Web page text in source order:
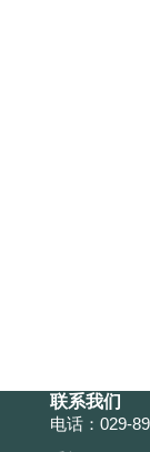
联系我们
电话：029-